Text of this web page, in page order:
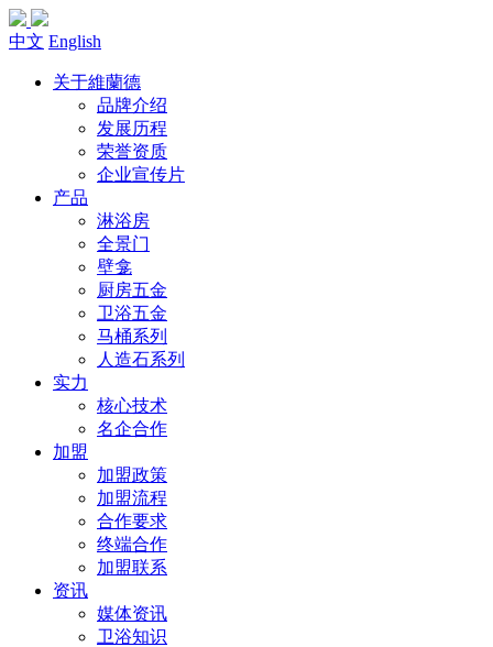
中文 English
关于維蘭德
品牌介绍
发展历程
荣誉资质
企业宣传片
产品
淋浴房
全景门
壁龛
厨房五金
卫浴五金
马桶系列
人造石系列
实力
核心技术
名企合作
加盟
加盟政策
加盟流程
合作要求
终端合作
加盟联系
资讯
媒体资讯
卫浴知识